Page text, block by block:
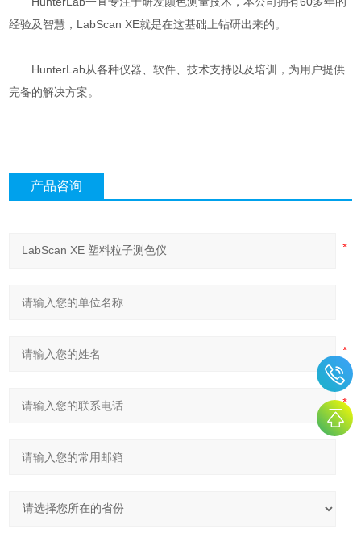
经验及智慧，LabScan XE就是在这基础上钻研出来的。
HunterLab从各种仪器、软件、技术支持以及培训，为用户提供
完备的解决方案。
产品咨询